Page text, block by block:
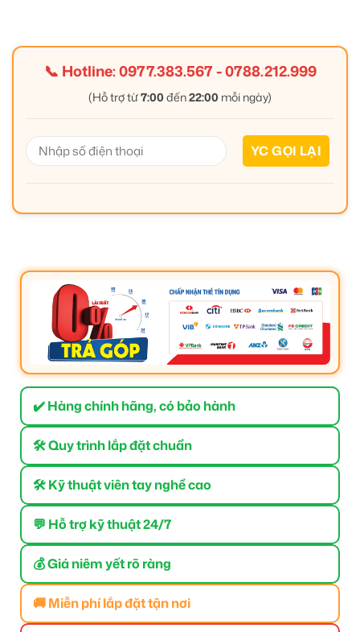
📞 Hotline:0977.383.567-0788.212.999
(Hỗ trợ từ7:00 đến22:00 mỗi ngày)
✔️ Hàng chính hãng, có bảo hành
🛠 Quy trình lắp đặt chuẩn
🛠 Kỹ thuật viên tay nghề cao
💬 Hỗ trợ kỹ thuật 24/7
💰 Giá niêm yết rõ ràng
🚚 Miễn phí lắp đặt tận nơi